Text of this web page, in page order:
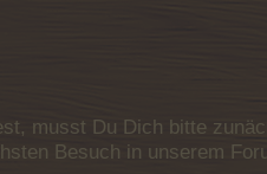
musst Du Dich bitte
Besuch in unserem